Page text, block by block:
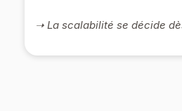
➝ La scalabilité se décide